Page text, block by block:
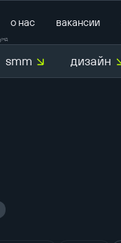
о нас вакансии
smm дизайн